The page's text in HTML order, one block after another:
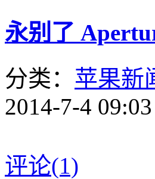
永别了
分类： 苹果新
2014-7-4 09:03
评论(1)